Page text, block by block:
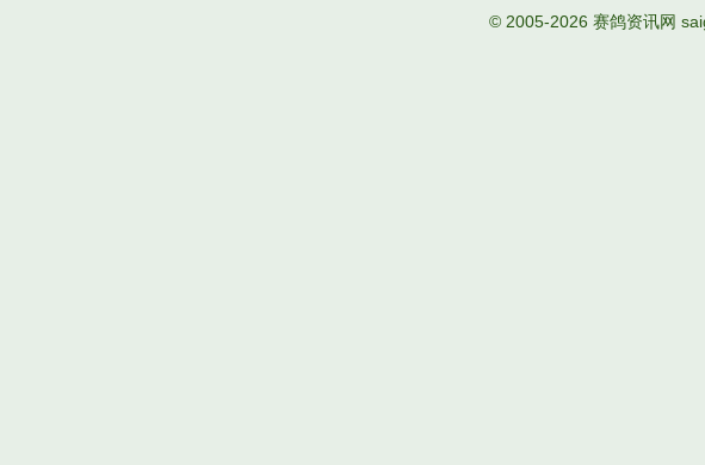
© 2005-2026 赛鸽资讯网